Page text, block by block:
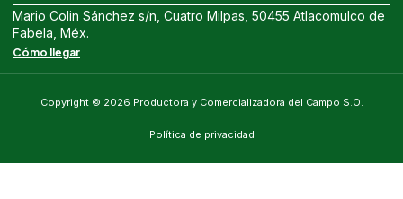
Mario Colin Sánchez s/n, Cuatro Milpas, 50455 Atlacomulco de
Fabela, Méx.
Cómo llegar
Copyright © 2026 Productora y Comercializadora del Campo S.O.
Política de privacidad